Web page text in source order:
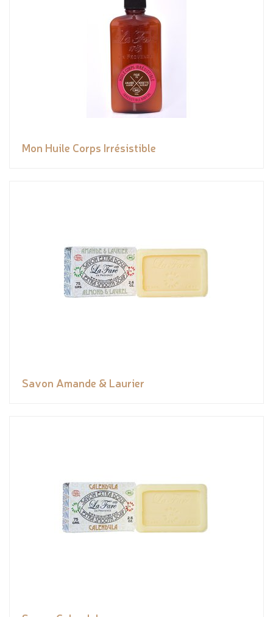
Mon Huile Corps Irrésistible
Savon Amande & Laurier